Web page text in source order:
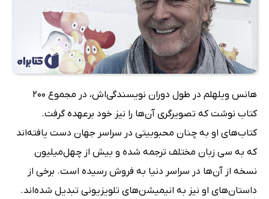
هانس ویلهلم در طول دوران نویسندگی‌اش، در مجموع 200
کتاب نوشت که تصویرگری آن‌ها را نیز خود برعهده گرفت.
کتاب‌های او به چنان محبوبیتی در سراسر جهان دست یافته‌‌اند
که به سی زبان مختلف ترجمه شده و بیش از چهل‌میلیون
نسخه از آن‌ها در سراسر دنیا به فروش رسیده است. برخی از
داستان‌های او نیز به انیمیشن‌های تلویزیونی تبدیل شده‌‌اند.